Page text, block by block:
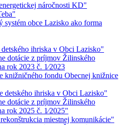
náročnosti KD"
obce Lazisko ako forma
ihriska v Obci Lazisko"
dotácie z príjmov Žilinského
rok 2023 č. 1⁄2023
knižničného fondu Obecnej knižnice
detského ihriska v Obci Lazisko"
dotácie z príjmov Žilinského
rok 2025 č. 1⁄2025"
miestnej komunikácie"